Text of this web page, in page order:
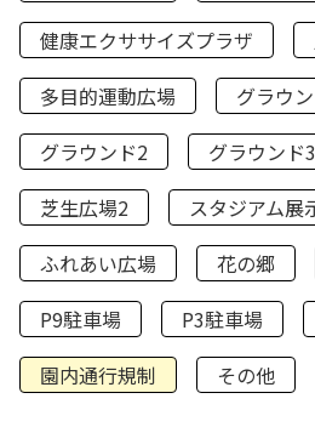
健康エクササイズプラザ
多目的運動広場
グラウ
グラウンド2
グラウンド3
芝生広場2
スタジアム展
ふれあい広場
花の郷
P9駐車場
P3駐車場
園内通行規制
その他